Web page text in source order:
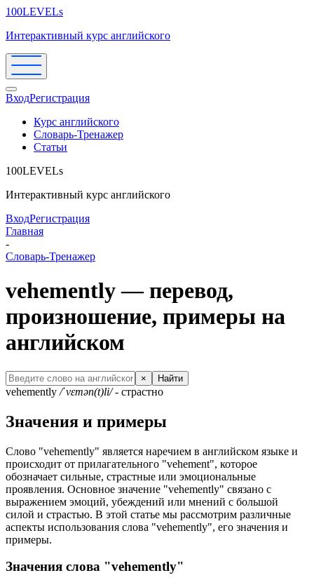
100LEVELs
Интерактивный курс английского
ВходРегистрация
Курс английского
Словарь-Тренажер
Статьи
100LEVELs
Интерактивный курс английского
ВходРегистрация
Главная
-
Словарь-Тренажер
vehemently — перевод,
произношение, примеры на
английском
× Найти
vehemently /ˈvɛmən(t)li/- страстно
Значения и примеры
Слово "vehemently" является наречием в английском языке и
происходит от прилагательного "vehement", которое
обозначает сильные, страстные или эмоциональные
проявления. Основное значение "vehemently" связано с
выражением эмоций, убеждений или мнений с большой
силой и страстью. В этой статье мы рассмотрим различные
аспекты использования слова "vehemently", его значения и
примеры.
Значения слова "vehemently"